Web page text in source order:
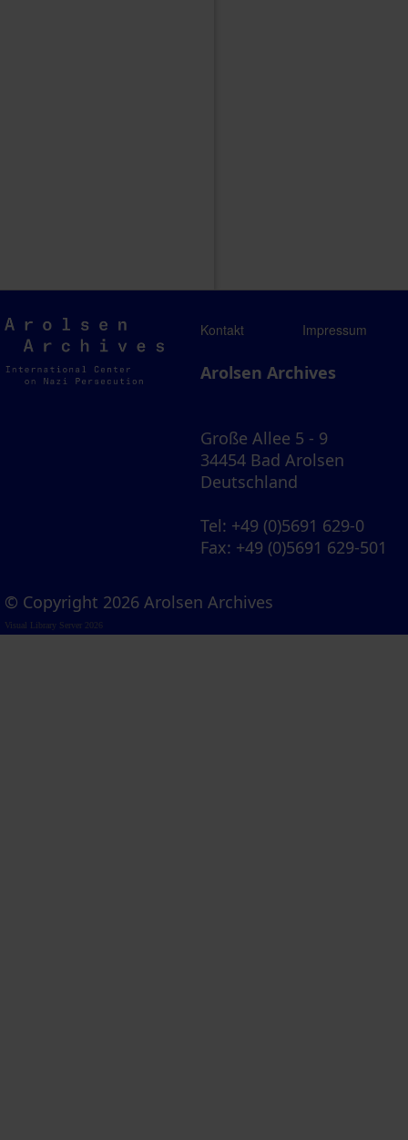
Arolsen
Archives
Kontakt Impressum
Arolsen Archives
Große Allee 5 - 9
34454 Bad Arolsen
Deutschland
Tel: +49 (0)5691 629-0
Fax: +49 (0)5691 629-501
© Copyright 2026 Arolsen Archives
Visual Library Server 2026